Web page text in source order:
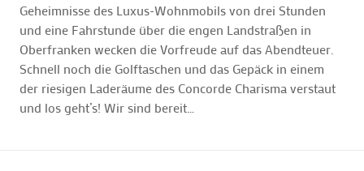
Geheimnisse des Luxus-Wohnmobils von drei Stunden
und eine Fahrstunde über die engen Landstraßen in
Oberfranken wecken die Vorfreude auf das Abendteuer.
Schnell noch die Golftaschen und das Gepäck in einem
der riesigen Laderäume des Concorde Charisma verstaut
und los geht’s! Wir sind bereit…